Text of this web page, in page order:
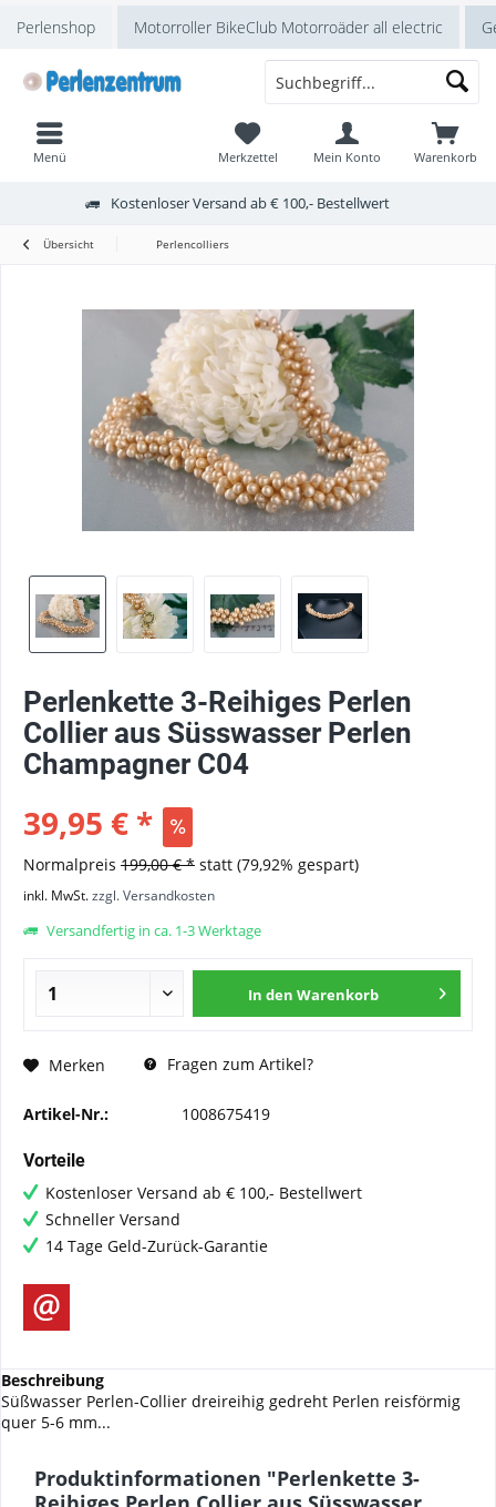
Perlenshop Motorroller BikeClub Motorroäder all electric
Kostenloser Versand ab € 100,- Bestellwert
Warenkorb
Merkzettel Mein Konto
Menü
Übersicht Perlencolliers
Perlenkette 3-Reihiges Perlen
Collier aus Süsswasser Perlen
Champagner C04
39,95 € *
Normalpreis 199,00 € * statt (79,92% gespart)
inkl. MwSt.zzgl. Versandkosten
Versandfertig in ca. 1-3 Werktage
In den Warenkorb
Merken Fragen zum Artikel?
Artikel-Nr.: 1008675419
Vorteile
Kostenloser Versand ab € 100,- Bestellwert
Schneller Versand
14 Tage Geld-Zurück-Garantie
Beschreibung
Süßwasser Perlen-Collier dreireihig gedreht Perlen reisförmig
quer 5-6 mm...
Produktinformationen "Perlenkette 3-